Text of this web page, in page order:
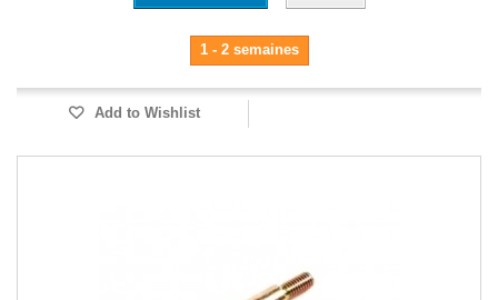
1 - 2 semaines
Add to Wishlist